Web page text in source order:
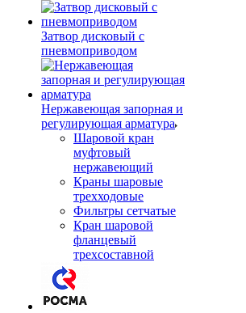
Затвор дисковый с
пневмоприводом
Нержавеющая запорная и
регулирующая арматура
Шаровой кран
муфтовый
нержавеющий
Краны шаровые
трехходовые
Фильтры сетчатые
Кран шаровой
фланцевый
трехсоставной